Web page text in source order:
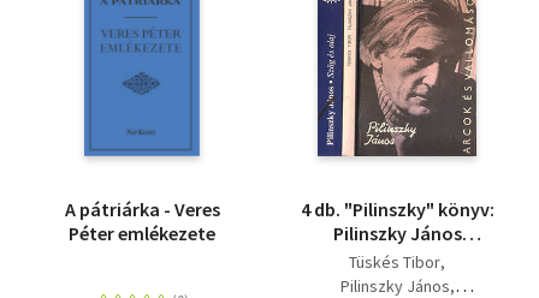
A pátriárka - Veres
Péter emlékezete
4 db. "Pilinszky" könyv:
Pilinszky János
alkotásai és
vallomásai tükrében +
Tüskés Tibor
Pilinszky János